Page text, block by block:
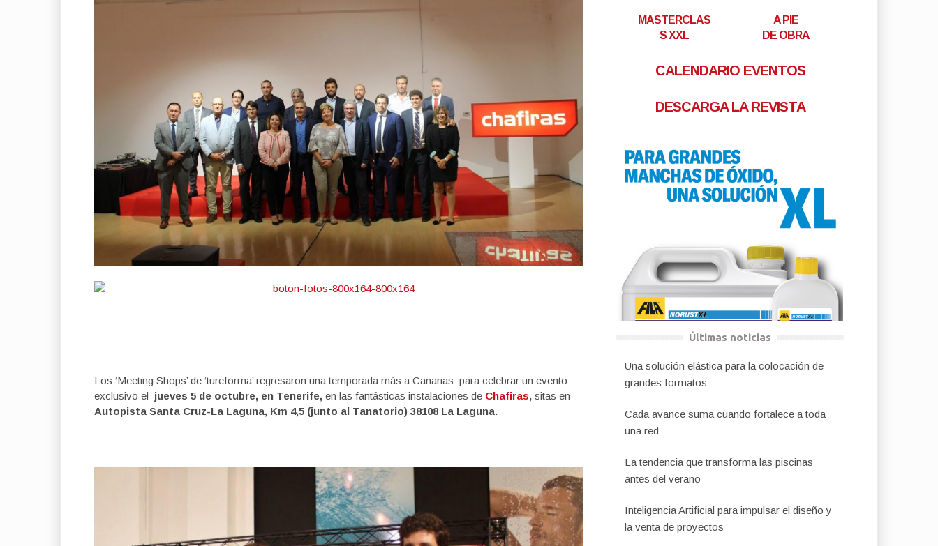
Los ‘Meeting Shops’ de ‘tureforma’ regresaron una temporada más a Canarias para celebrar un evento
exclusivo el jueves 5 de octubre, en Tenerife, en las fantásticas instalaciones de Chafiras, sitas en
Autopista Santa Cruz-La Laguna, Km 4,5 (junto al Tanatorio) 38108 La Laguna.
MASTERCLAS
S XXL
A PIE
DE OBRA
CALENDARIO EVENTOS
DESCARGA LA REVISTA
Últimas noticias
Una solución elástica para la colocación de
grandes formatos
Cada avance suma cuando fortalece a toda
una red
La tendencia que transforma las piscinas
antes del verano
Inteligencia Artificial para impulsar el diseño y
la venta de proyectos